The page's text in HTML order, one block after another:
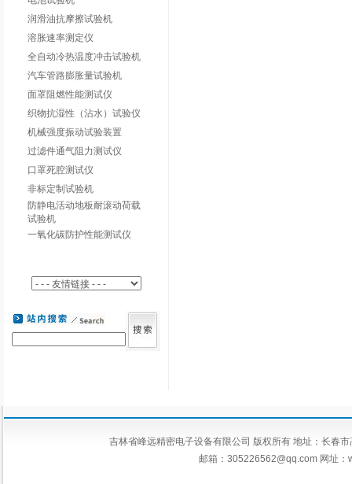
润滑油抗摩擦试验机
溶胀速率测定仪
全自动冷热温度冲击试验机
汽车管路膨胀量试验机
面罩阻燃性能测试仪
织物抗湿性（沾水）试验仪
机械强度振动试验装置
过滤件通气阻力测试仪
口罩死腔测试仪
非标定制试验机
防静电活动地板耐滚动荷载
试验机
一氧化碳防护性能测试仪
吉林省峰远精密电子设备有限公司 版权所有 地址：长
邮箱： 305226562@qq.com网址：